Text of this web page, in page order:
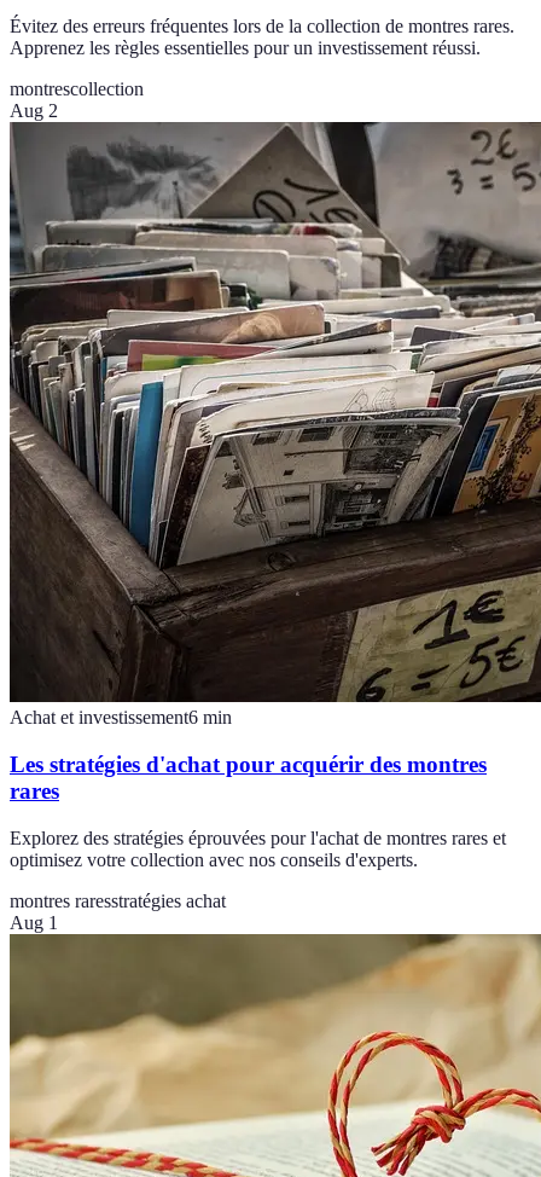
Évitez des erreurs fréquentes lors de la collection de montres rares.
Apprenez les règles essentielles pour un investissement réussi.
montrescollection
Aug 2
Achat et investissement6 min
Les stratégies d'achat pour acquérir des montres
rares
Explorez des stratégies éprouvées pour l'achat de montres rares et
optimisez votre collection avec nos conseils d'experts.
montres raresstratégies achat
Aug 1